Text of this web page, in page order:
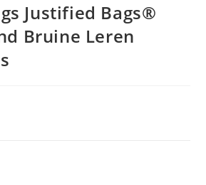
Justified Bags®
Bruine Leren